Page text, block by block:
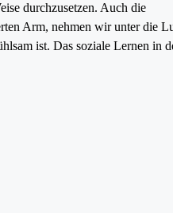
durchzusetzen. Auch die
Arm, nehmen wir unter die
ist. Das soziale Lernen in